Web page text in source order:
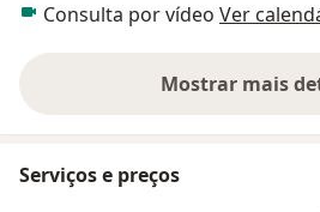
Consulta por vídeo Ver
Mostrar mais
Serviços e preços